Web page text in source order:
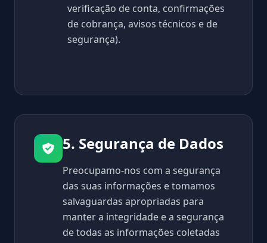
verificação de conta, confirmações
de cobrança, avisos técnicos e de
segurança).
5. Segurança de Dados
Preocupamo-nos com a segurança
das suas informações e tomamos
salvaguardas apropriadas para
manter a integridade e a segurança
de todas as informações coletadas